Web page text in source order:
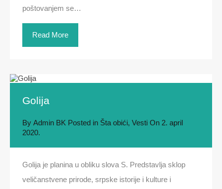
poštovanjem se…
Read More
Golija
By Admin BK Posted in Šta obići, Vesti On 2. april
2020.
Golija je planina u obliku slova S. Predstavlja sklop
veličanstvene prirode, srpske istorije i kulture i